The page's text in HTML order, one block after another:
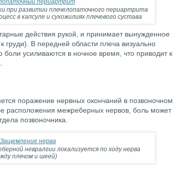
при развитии плечелопаточного периартрита
в капсуле и сухожилиях плечевого сустава
действия рукой, и принимает вынужденное
груди). В передней области плеча визуально
усиливаются в ночное время, что приводит к
поражение нервных окончаний в позвоночном
расположения межреберных нервов, боль может
позвоночника.
невралгии локализуется по ходу нерва
плечом и шеей)